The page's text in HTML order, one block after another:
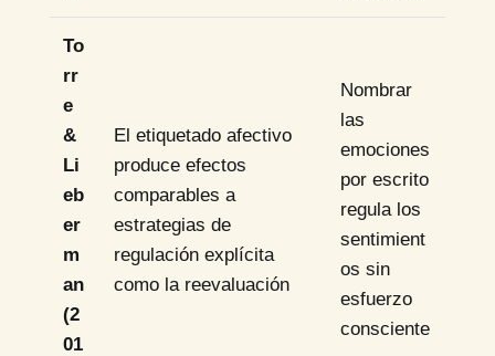
To
rr
e
&
Li
eb
er
m
an
(2
01
El etiquetado afectivo
produce efectos
comparables a
estrategias de
regulación explícita
como la reevaluación
Nombrar
las
emociones
por escrito
regula los
sentimient
os sin
esfuerzo
consciente